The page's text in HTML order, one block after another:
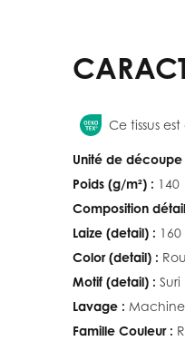
Ce tissus est
Unité de découpe
Poids (g/m²) : 140
Composition
Laize (detail) :
Color (detail) :
Motif (detail) : Suri
Lavage : Machine
Famille Couleur :